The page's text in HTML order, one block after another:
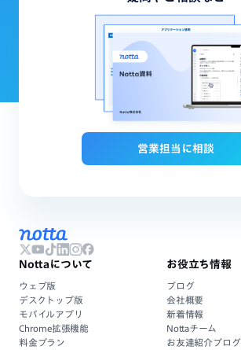
営業担当に相談
Nottaについて
ウェブ版
デスクトップ版
モバイルアプリ
Chrome拡張機能
料金プラン
お役立ち情報
ブログ
会社概要
新着情報
Nottaチーム
お友達紹介プログ